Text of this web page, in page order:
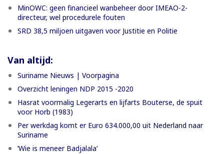
MinOWC: geen financieel wanbeheer door IMEAO-2-
directeur, wel procedurele fouten
SRD 38,5 miljoen uitgaven voor Justitie en Politie
Van altijd:
Suriname Nieuws | Voorpagina
Overzicht leningen NDP 2015 -2020
Hasrat voormalig Legerarts en lijfarts Bouterse, de spuit
voor Horb (1983)
Per werkdag komt er Euro 634.000,00 uit Nederland naar
Suriname
‘Wie is meneer Badjalala’